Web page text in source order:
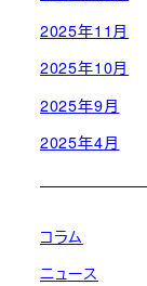
2025年11月
2025年10月
2025年9月
2025年4月
コラム
ニュース